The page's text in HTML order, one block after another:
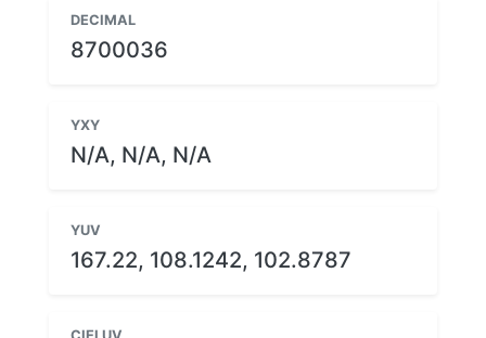
DECIMAL
8700036
YXY
N/A, N/A, N/A
YUV
167.22, 108.1242, 102.8787
CIELUV